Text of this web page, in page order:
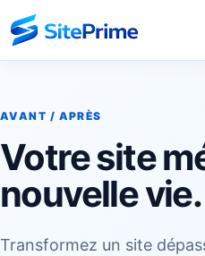
AVANT / APRÈS
Votre site
nouvelle vie.
Transformez un site